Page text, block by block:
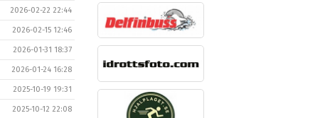
2026-02-22 22:44
2026-02-15 12:46
2026-01-31 18:37
2026-01-24 16:28
2025-10-19 19:31
2025-10-12 22:08